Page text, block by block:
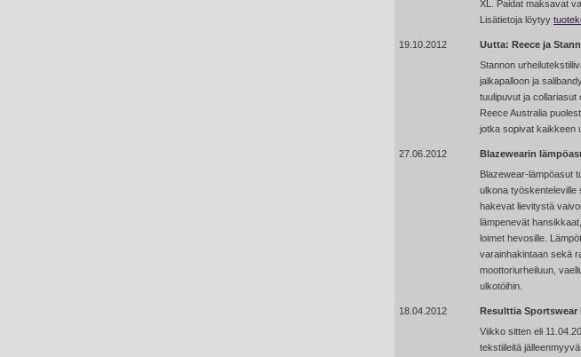
XL. Paidat maksavat
Lisätietoja löytyy
19.10.2012
Uutta: Reece ja
Stannon
jalkapalloon ja
tuulipuvut ja
Reece Australia
jotka sopivat kaikkeen
27.06.2012
Blazewearin
Blazewear-lämpöasut
ulkona työskenteleville
hakevat lievitystä
lämpenevät
loimet hevosille.
varainhakintaan sekä
moottoriurheiluun,
ulkotöihin.
18.04.2012
Resulttia
Viikko sitten eli
tekstiileitä